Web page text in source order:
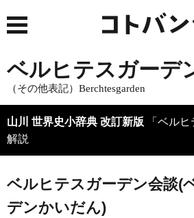
ベルヒテスガーデ
（その他表記）Berchtesgarden
山川 世界史小辞典 改訂新版 「ベル
解説
ベルヒテスガーデン会談(
デンかいだん)